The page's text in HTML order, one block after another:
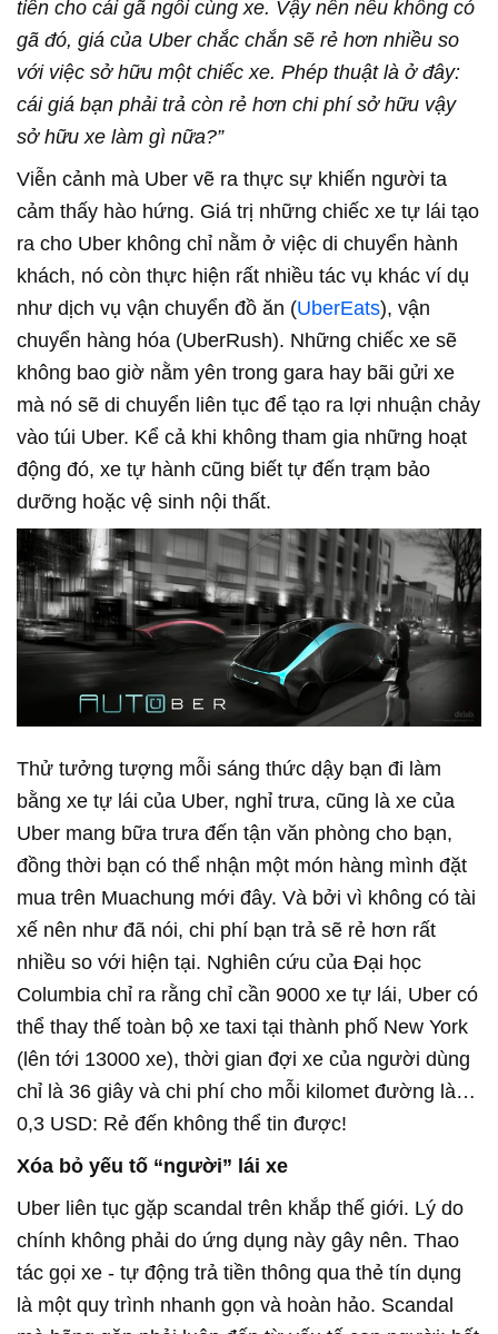
tiền cho cái gã ngồi cùng xe. Vậy nên nếu không có
gã đó, giá của Uber chắc chắn sẽ rẻ hơn nhiều so
với việc sở hữu một chiếc xe. Phép thuật là ở đây:
cái giá bạn phải trả còn rẻ hơn chi phí sở hữu vậy
sở hữu xe làm gì nữa?”
Viễn cảnh mà Uber vẽ ra thực sự khiến người ta
cảm thấy hào hứng. Giá trị những chiếc xe tự lái tạo
ra cho Uber không chỉ nằm ở việc di chuyển hành
khách, nó còn thực hiện rất nhiều tác vụ khác ví dụ
như dịch vụ vận chuyển đồ ăn (UberEats), vận
chuyển hàng hóa (UberRush). Những chiếc xe sẽ
không bao giờ nằm yên trong gara hay bãi gửi xe
mà nó sẽ di chuyển liên tục để tạo ra lợi nhuận chảy
vào túi Uber. Kể cả khi không tham gia những hoạt
động đó, xe tự hành cũng biết tự đến trạm bảo
dưỡng hoặc vệ sinh nội thất.
Thử tưởng tượng mỗi sáng thức dậy bạn đi làm
bằng xe tự lái của Uber, nghỉ trưa, cũng là xe của
Uber mang bữa trưa đến tận văn phòng cho bạn,
đồng thời bạn có thể nhận một món hàng mình đặt
mua trên Muachung mới đây. Và bởi vì không có tài
xế nên như đã nói, chi phí bạn trả sẽ rẻ hơn rất
nhiều so với hiện tại. Nghiên cứu của Đại học
Columbia chỉ ra rằng chỉ cần 9000 xe tự lái, Uber có
thể thay thế toàn bộ xe taxi tại thành phố New York
(lên tới 13000 xe), thời gian đợi xe của người dùng
chỉ là 36 giây và chi phí cho mỗi kilomet đường là…
0,3 USD: Rẻ đến không thể tin được!
Xóa bỏ yếu tố “người” lái xe
Uber liên tục gặp scandal trên khắp thế giới. Lý do
chính không phải do ứng dụng này gây nên. Thao
tác gọi xe - tự động trả tiền thông qua thẻ tín dụng
là một quy trình nhanh gọn và hoàn hảo. Scandal